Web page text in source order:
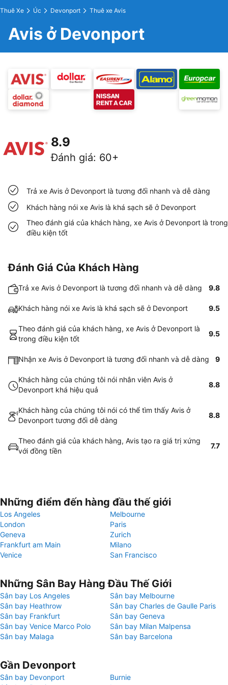
Thuê Xe Úc Devonport Thuê xe Avis
Avis ở Devonport
8.9
Đánh giá: 60+
Trả xe Avis ở Devonport là tương đối nhanh và dễ dàng
Khách hàng nói xe Avis là khá sạch sẽ ở Devonport
Theo đánh giá của khách hàng, xe Avis ở Devonport là trong
điều kiện tốt
Đánh Giá Của Khách Hàng
Trả xe Avis ở Devonport là tương đối nhanh và dễ dàng 9.8
Khách hàng nói xe Avis là khá sạch sẽ ở Devonport 9.5
Theo đánh giá của khách hàng, xe Avis ở Devonport là
trong điều kiện tốt
9.5
Nhận xe Avis ở Devonport là tương đối nhanh và dễ dàng 9
Khách hàng của chúng tôi nói nhân viên Avis ở
Devonport khá hiệu quả
8.8
Khách hàng của chúng tôi nói có thể tìm thấy Avis ở
Devonport tương đối dễ dàng
8.8
Theo đánh giá của khách hàng, Avis tạo ra giá trị xứng
với đồng tiền
7.7
Những điểm đến hàng đầu thế giới
Los Angeles
Melbourne
London
Paris
Geneva
Zurich
Frankfurt am Main
Milano
Venice
San Francisco
Những Sân Bay Hàng Đầu Thế Giới
Sân bay Los Angeles
Sân bay Melbourne
Sân bay Heathrow
Sân bay Charles de Gaulle Paris
Sân bay Frankfurt
Sân bay Geneva
Sân bay Venice Marco Polo
Sân bay Milan Malpensa
Sân bay Malaga
Sân bay Barcelona
Gần Devonport
Sân bay Devonport
Burnie